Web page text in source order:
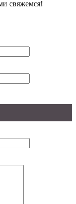
свяжемся!